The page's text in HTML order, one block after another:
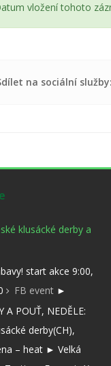
vložení tohoto
na sociální služby:
klusácké derby a
start akce 9:00,
FB event►
A POUŤ, NEDĚLE:
derby(CH),
– heat ► Velká